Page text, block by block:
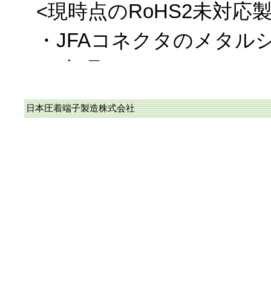
<現時点のRoHS2未対応
・JFAコネクタのメタル
・WPKコネクタを構成
日本圧着端子製造株式会社